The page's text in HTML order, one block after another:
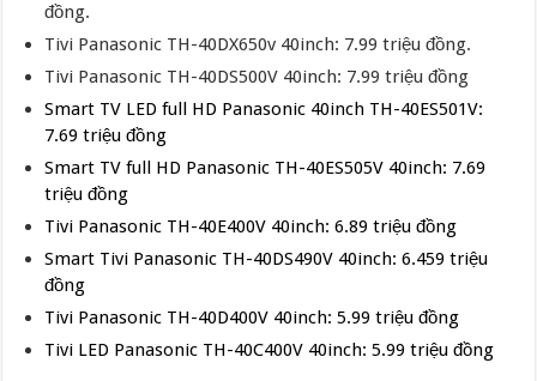
đồng.
Tivi Panasonic TH-40DX650v 40inch: 7.99 triệu đồng.
Tivi Panasonic TH-40DS500V 40inch: 7.99 triệu đồng
Smart TV LED full HD Panasonic 40inch TH-40ES501V:
7.69 triệu đồng
Smart TV full HD Panasonic TH-40ES505V 40inch: 7.69
triệu đồng
Tivi Panasonic TH-40E400V 40inch: 6.89 triệu đồng
Smart Tivi Panasonic TH-40DS490V 40inch: 6.459 triệu
đồng
Tivi Panasonic TH-40D400V 40inch: 5.99 triệu đồng
Tivi LED Panasonic TH-40C400V 40inch: 5.99 triệu đồng